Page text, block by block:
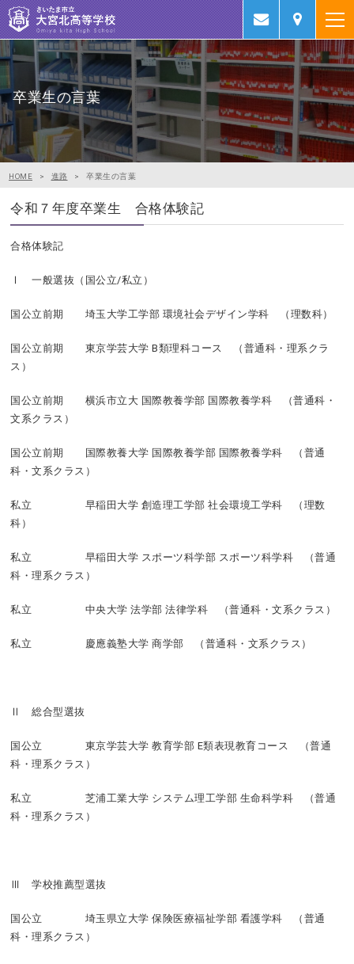
卒業生の言葉
卒業生の言葉
HOME > 進路 > 卒業生の言葉
令和７年度卒業生 合格体験記
合格体験記
Ⅰ 一般選抜（国公立/私立）
国公立前期 埼玉大学工学部 環境社会デザイン学科 （理数科）
国公立前期 東京学芸大学 B類理科コース （普通科・理系クラ
ス）
国公立前期 横浜市立大 国際教養学部 国際教養学科 （普通科・
文系クラス）
国公立前期 国際教養大学 国際教養学部 国際教養学科 （普通
科・文系クラス）
私立 早稲田大学 創造理工学部 社会環境工学科 （理数
科）
私立 早稲田大学 スポーツ科学部 スポーツ科学科 （普通
科・理系クラス）
私立 中央大学 法学部 法律学科 （普通科・文系クラス）
私立 慶應義塾大学 商学部 （普通科・文系クラス）
Ⅱ 総合型選抜
国公立 東京学芸大学 教育学部 E類表現教育コース （普通
科・理系クラス）
私立 芝浦工業大学 システム理工学部 生命科学科 （普通
科・理系クラス）
Ⅲ 学校推薦型選抜
国公立 埼玉県立大学 保険医療福祉学部 看護学科 （普通
科・理系クラス）